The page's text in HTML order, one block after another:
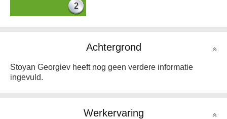
2
Achtergrond
Stoyan Georgiev heeft nog geen verdere informatie
ingevuld.
Werkervaring